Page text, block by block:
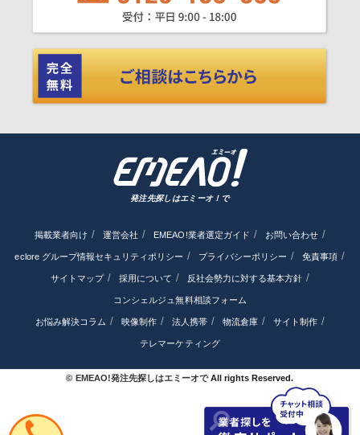
発注先探しはエミーオ！で
掲載業者向け 運営会社 EMEAO!業者選定ガイド お問い合わせ
eclore グループ情報セキュリティポリシー プライバシーポリシー 免責事項
サイトマップ 採用について 反社会勢力に対する基本方針
コンシェルジュ無料相談フォーム
お悩み解決コラム 映像制作 法人携帯 物流倉庫 サイト制作
テレマーケティング
© EMEAO!発注先探しはエミーオでAll rights Reserved.